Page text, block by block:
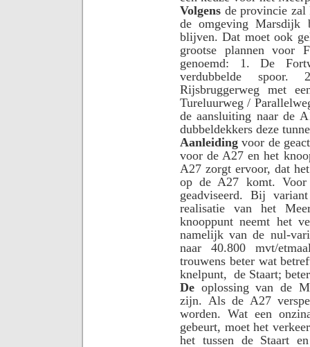
Volgens de provincie zal
de omgeving Marsdijk
blijven. Dat moet ook
grootse plannen voor
genoemd: 1. De
verdubbelde
Rijsbruggerweg met
Tureluurweg /
de aansluiting naar de
dubbeldekkers deze
Aanleiding voor de
voor de A27 en het
A27 zorgt ervoor, dat
op de A27 komt.
geadviseerd. Bij
realisatie van het
knooppunt neemt het
namelijk van de nul-
naar 40.800 mvt/
trouwens beter wat
knelpunt, de Staart;
De oplossing van de
zijn. Als de A27
worden. Wat een
gebeurt, moet het
het tussen de Staart